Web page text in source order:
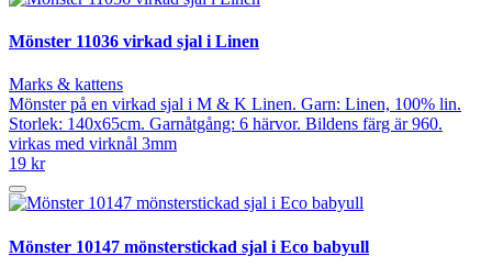
Mönster 11036 virkad sjal i Linen
Marks & kattens
Mönster på en virkad sjal i M & K Linen. Garn: Linen, 100% lin.
Storlek: 140x65cm. Garnåtgång: 6 härvor. Bildens färg är 960.
virkas med virknål 3mm
19 kr
Mönster 10147 mönsterstickad sjal i Eco babyull